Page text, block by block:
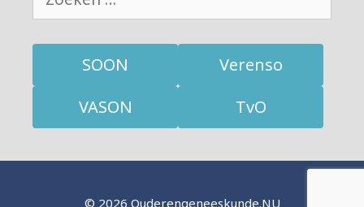
naar:
SOON
Verenso
VASON
TvO
© 2026 Ouderengeneeskunde.NU